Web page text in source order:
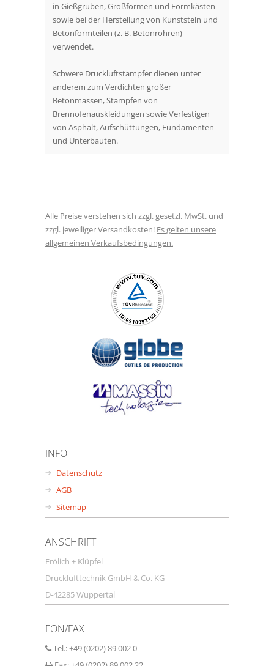
in Gießgruben, Großformen und Formkästen
sowie bei der Herstellung von Kunststein und
Betonformteilen (z. B. Betonrohren)
verwendet.
Schwere Druckluftstampfer dienen unter
anderem zum Verdichten großer
Betonmassen, Stampfen von
Brennofenauskleidungen sowie Verfestigen
von Asphalt, Aufschüttungen, Fundamenten
und Unterbauten.
Alle Preise verstehen sich zzgl. gesetzl. MwSt. und
zzgl. jeweiliger Versandkosten! Es gelten unsere
allgemeinen Verkaufsbedingungen.
INFO
Datenschutz
AGB
Sitemap
ANSCHRIFT
Frölich + Klüpfel
Drucklufttechnik GmbH & Co. KG
D-42285 Wuppertal
FON/FAX
Tel.: +49 (0202) 89 002 0